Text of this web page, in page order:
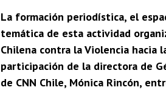
La formación periodística, el
temática de esta actividad
Chilena contra la Violencia hacia
participación de la directora de
de CNN Chile, Mónica Rincón,